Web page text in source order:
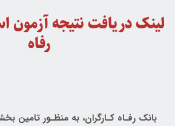
لینک دریافت نتیجه آزمون
رفاه
بانك رفـاه کـارگران، به منظـور تامين